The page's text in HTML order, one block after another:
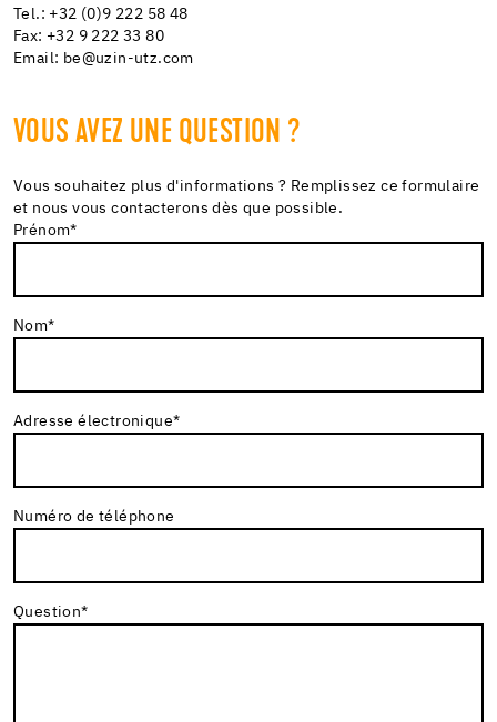
Tel.: +32 (0)9 222 58 48
Fax: +32 9 222 33 80
Email: be@uzin-utz.com
VOUS AVEZ UNE QUESTION ?
Vous souhaitez plus d'informations ? Remplissez ce formulaire
et nous vous contacterons dès que possible.
Prénom*
Nom*
Adresse électronique*
Numéro de téléphone
Question*